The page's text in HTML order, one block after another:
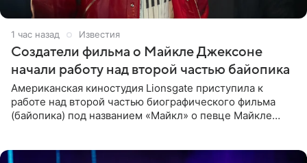
1 час назад Известия
Создатели фильма о Майкле Джексоне
начали работу над второй частью байопика
Американская киностудия Lionsgate приступила к
работе над второй частью биографического фильма
(байопика) под названием «Майкл» о певце Майкле